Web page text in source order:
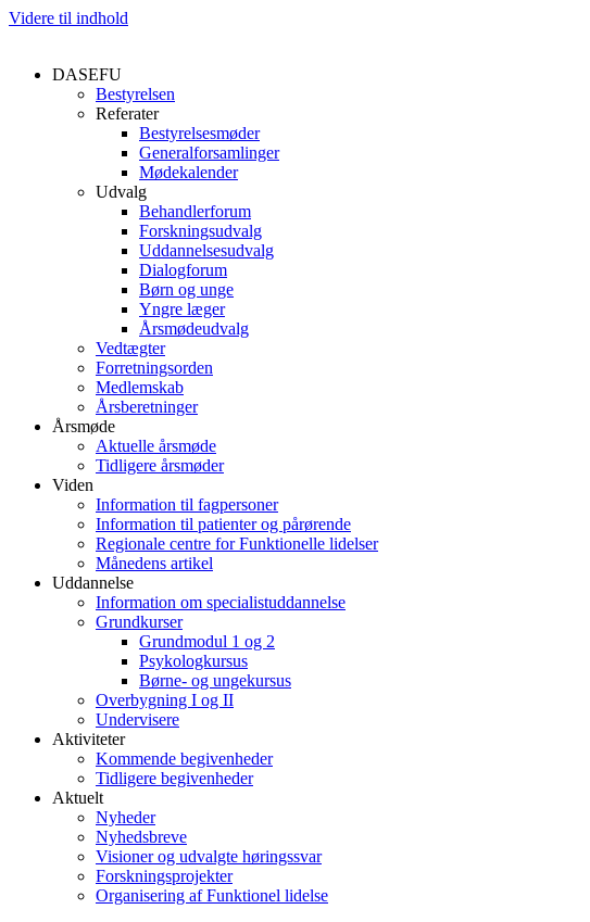
Videre til indhold
DASEFU
Bestyrelsen
Referater
Bestyrelsesmøder
Generalforsamlinger
Mødekalender
Udvalg
Behandlerforum
Forskningsudvalg
Uddannelsesudvalg
Dialogforum
Børn og unge
Yngre læger
Årsmødeudvalg
Vedtægter
Forretningsorden
Medlemskab
Årsberetninger
Årsmøde
Aktuelle årsmøde
Tidligere årsmøder
Viden
Information til fagpersoner
Information til patienter og pårørende
Regionale centre for Funktionelle lidelser
Månedens artikel
Uddannelse
Information om specialistuddannelse
Grundkurser
Grundmodul 1 og 2
Psykologkursus
Børne- og ungekursus
Overbygning I og II
Undervisere
Aktiviteter
Kommende begivenheder
Tidligere begivenheder
Aktuelt
Nyheder
Nyhedsbreve
Visioner og udvalgte høringssvar
Forskningsprojekter
Organisering af Funktionel lidelse